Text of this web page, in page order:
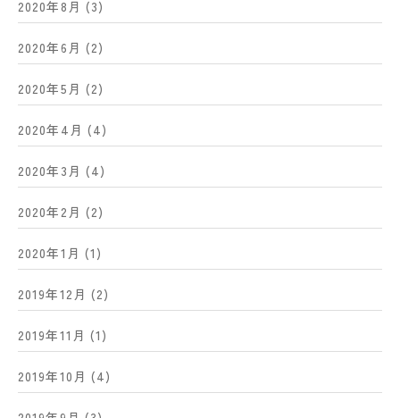
2020年8月 (3)
2020年6月 (2)
2020年5月 (2)
2020年4月 (4)
2020年3月 (4)
2020年2月 (2)
2020年1月 (1)
2019年12月 (2)
2019年11月 (1)
2019年10月 (4)